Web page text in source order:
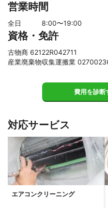
広陵町
【京都府】
八幡市 精華町
【兵庫県】
尼崎市 伊丹市 川西市
営業時間
全日 8:00〜19:00
資格・免許
古物商 62122R042711
産業廃棄物収集運搬業
費用を診断
対応サービス
エアコンクリーニング